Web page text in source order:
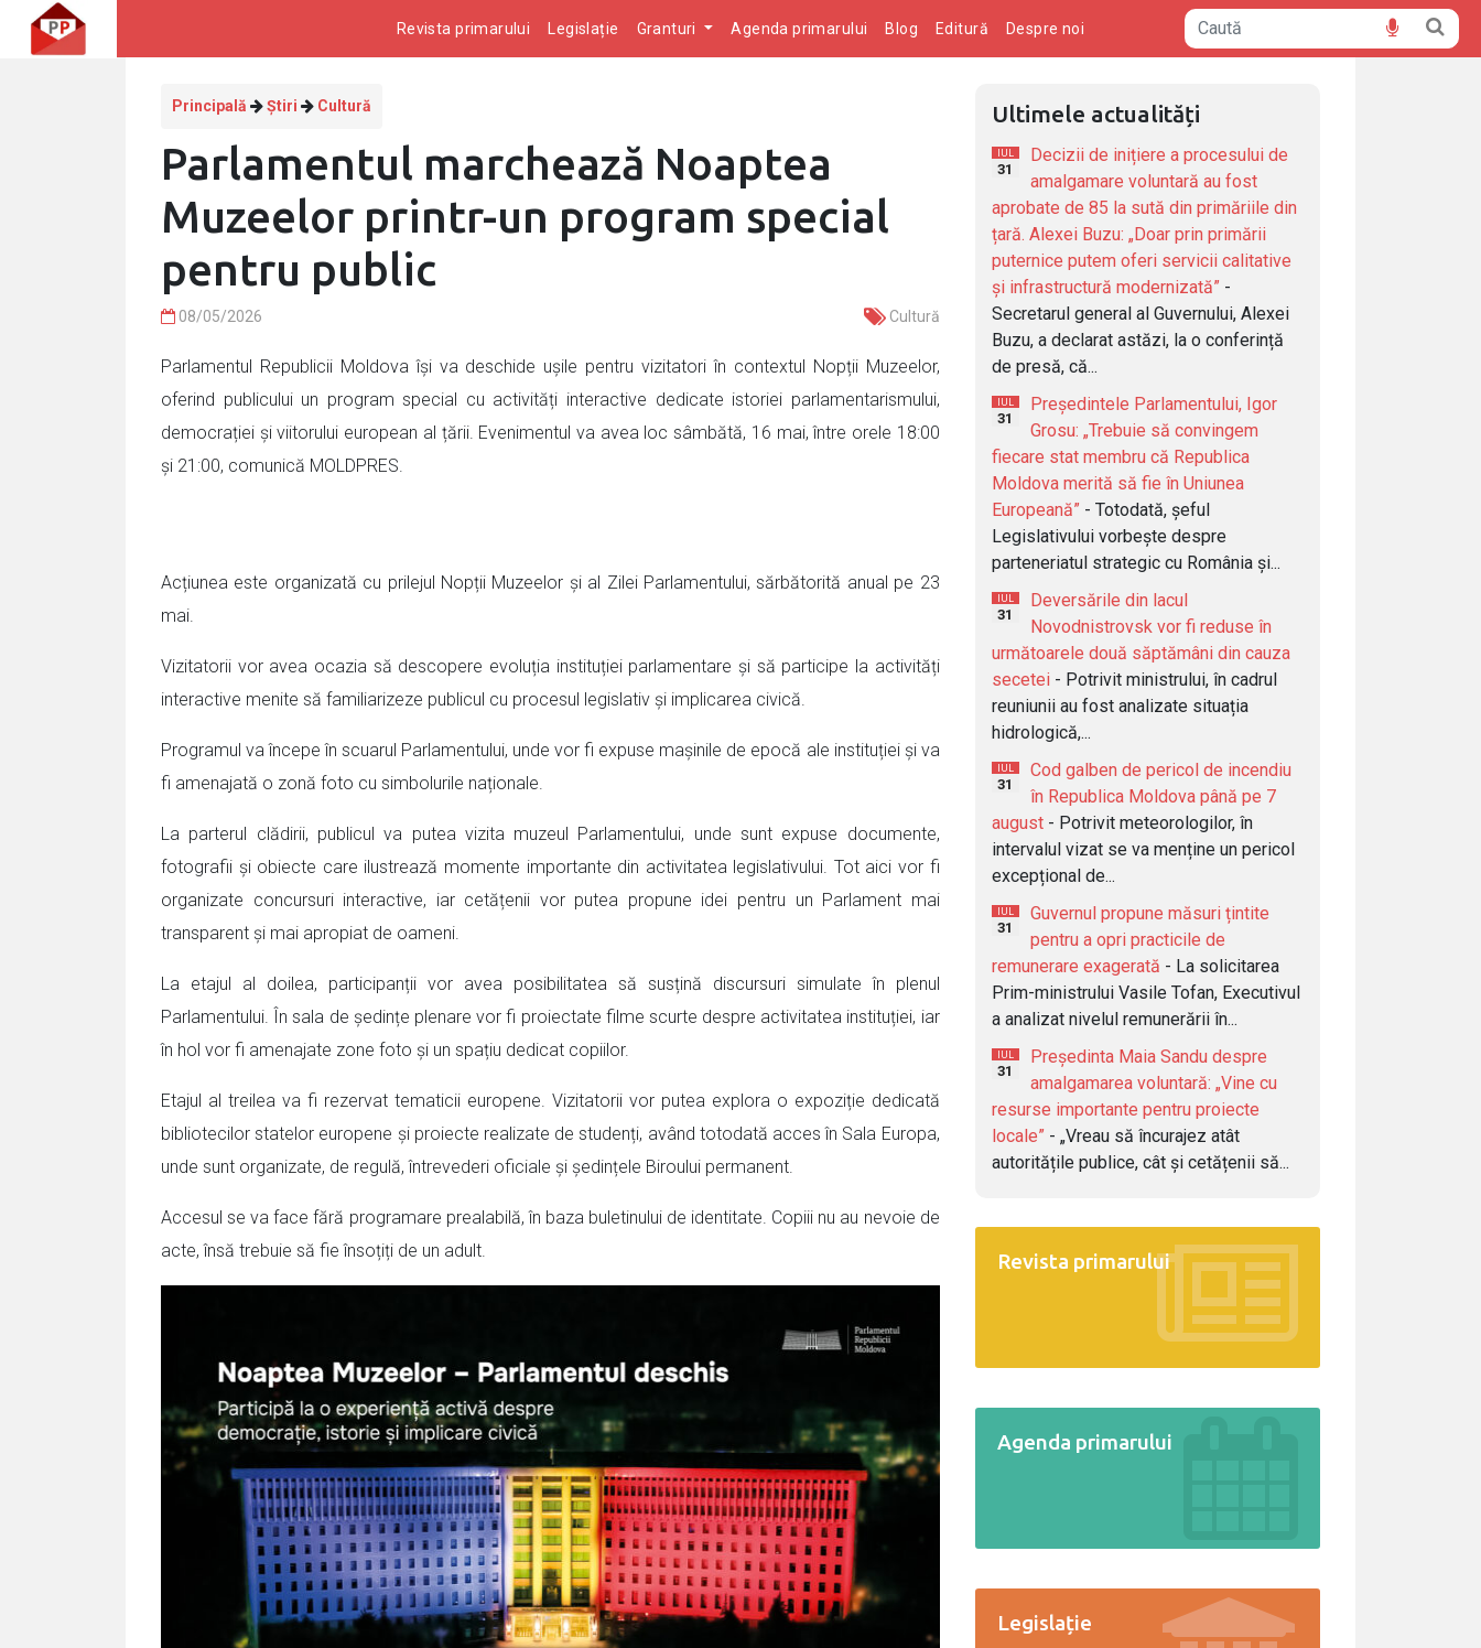
Revista primarului Legislație Granturi Agenda primarului Blog Editură Despre noi
Principală Știri Cultură
Parlamentul marchează Noaptea
Muzeelor printr-un program special
pentru public
08/05/2026 Cultură
Parlamentul Republicii Moldova își va deschide ușile pentru vizitatori în contextul Nopții Muzeelor,
oferind publicului un program special cu activități interactive dedicate istoriei parlamentarismului,
democrației și viitorului european al țării. Evenimentul va avea loc sâmbătă, 16 mai, între orele 18:00
și 21:00, comunică MOLDPRES.
Acțiunea este organizată cu prilejul Nopții Muzeelor și al Zilei Parlamentului, sărbătorită anual pe 23
mai.
Vizitatorii vor avea ocazia să descopere evoluția instituției parlamentare și să participe la activități
interactive menite să familiarizeze publicul cu procesul legislativ și implicarea civică.
Programul va începe în scuarul Parlamentului, unde vor fi expuse mașinile de epocă ale instituției și va
fi amenajată o zonă foto cu simbolurile naționale.
La parterul clădirii, publicul va putea vizita muzeul Parlamentului, unde sunt expuse documente,
fotografii și obiecte care ilustrează momente importante din activitatea legislativului. Tot aici vor fi
organizate concursuri interactive, iar cetățenii vor putea propune idei pentru un Parlament mai
transparent și mai apropiat de oameni.
La etajul al doilea, participanții vor avea posibilitatea să susțină discursuri simulate în plenul
Parlamentului. În sala de ședințe plenare vor fi proiectate filme scurte despre activitatea instituției, iar
în hol vor fi amenajate zone foto și un spațiu dedicat copiilor.
Etajul al treilea va fi rezervat tematicii europene. Vizitatorii vor putea explora o expoziție dedicată
bibliotecilor statelor europene și proiecte realizate de studenți, având totodată acces în Sala Europa,
unde sunt organizate, de regulă, întrevederi oficiale și ședințele Biroului permanent.
Accesul se va face fără programare prealabilă, în baza buletinului de identitate. Copiii nu au nevoie de
acte, însă trebuie să fie însoțiți de un adult.
Ultimele actualități
IUL
31
Decizii de inițiere a procesului de
amalgamare voluntară au fost
aprobate de 85 la sută din primăriile din
țară. Alexei Buzu: „Doar prin primării
puternice putem oferi servicii calitative
și infrastructură modernizată” -
Secretarul general al Guvernului, Alexei
Buzu, a declarat astăzi, la o conferință
de presă, că...
IUL
31
Președintele Parlamentului, Igor
Grosu: „Trebuie să convingem
fiecare stat membru că Republica
Moldova merită să fie în Uniunea
Europeană” - Totodată, șeful
Legislativului vorbește despre
parteneriatul strategic cu România și...
IUL
31
Deversările din lacul
Novodnistrovsk vor fi reduse în
următoarele două săptămâni din cauza
secetei - Potrivit ministrului, în cadrul
reuniunii au fost analizate situația
hidrologică,...
IUL
31
Cod galben de pericol de incendiu
în Republica Moldova până pe 7
august - Potrivit meteorologilor, în
intervalul vizat se va menține un pericol
excepțional de...
IUL
31
Guvernul propune măsuri țintite
pentru a opri practicile de
remunerare exagerată - La solicitarea
Prim-ministrului Vasile Tofan, Executivul
a analizat nivelul remunerării în...
IUL
31
Președinta Maia Sandu despre
amalgamarea voluntară: „Vine cu
resurse importante pentru proiecte
locale” - „Vreau să încurajez atât
autoritățile publice, cât și cetățenii să...
Revista primarului
Agenda primarului
Legislație